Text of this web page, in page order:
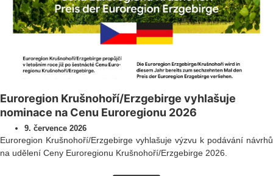
Euroregion Krušnohoří/Erzgebirge vyhlašuje
nominace na Cenu Euroregionu 2026
9. července 2026
Euroregion Krušnohoří/Erzgebirge vyhlašuje výzvu k podávání návrhů
na udělení Ceny Euroregionu Krušnohoří/Erzgebirge 2026.